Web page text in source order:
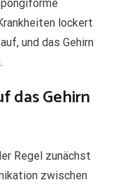
lockert
und das Gehirn
das Gehirn
Regel zunächst
zwischen